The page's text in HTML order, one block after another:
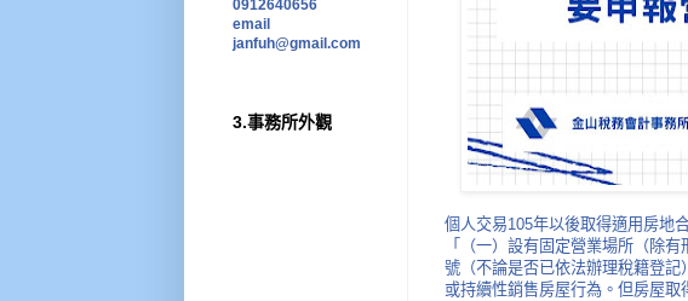
個人交易105年以後取得適用房地
「（一）設有固定營業場所（除
號（不論是否已依法辦理稅籍登
或持續性銷售房屋行為。但房屋
0912640656
email
janfuh@gmail.com
3.事務所外觀